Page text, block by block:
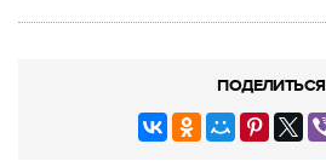
ПОДЕЛИТЬСЯ